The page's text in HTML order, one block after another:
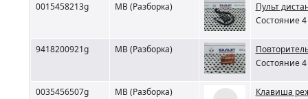
0015458213g MB (Разборка)
Пульт
Состояние 4
9418200921g MB (Разборка)
Состояние 4
0035456507g MB (Разборка)
Клавиша